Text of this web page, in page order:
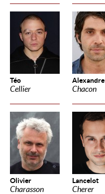
Téo
Cellier
Alexandre
Chacon
Olivier
Charasson
Lancelot
Cherer